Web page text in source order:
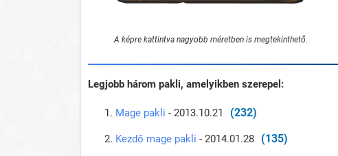
A képre kattintva nagyobb méretben is megtekinthető.
Legjobb három pakli, amelyikben szerepel:
Mage pakli - 2013.10.21 (232)
Kezdő mage pakli - 2014.01.28 (135)